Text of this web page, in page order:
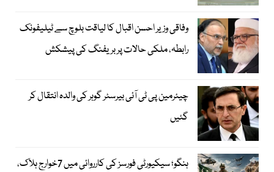
وفاقی وزیر احسن اقبال کا لیاقت بلوچ سے ٹیلیفونک
رابطہ، ملکی حالات پر بریفنگ کی پیشکش
چیئرمین پی ٹی آئی بیرسٹر گوہر کی والدہ انتقال کر
گئیں
ہنگو؛ سیکیورٹی فورسز کی کارروائی میں 7خوارج ہلاک،